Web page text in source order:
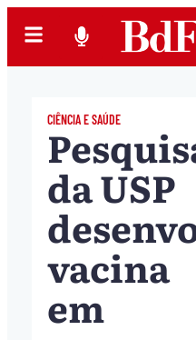
CIÊNCIA E SAÚDE
da USP
vacina
em